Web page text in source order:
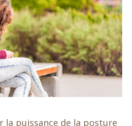
la puissance de la posture